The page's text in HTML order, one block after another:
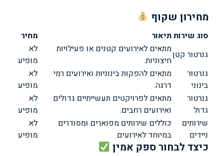
מחירון שקוף
סוג שירותתיאור
מחיר
גנרטור קטןמתאים לאירועים קטנים או פעילויות
חיצוניות.
לא
מופיע
גנרטור
בינוני
מתאים להפקות בינוניות ואירועים רמי
דרגה.
לא
מופיע
גנרטור
גדול
מתאים לפרויקטים תעשייתיים גדולים
ואירועים רחבים.
לא
מופיע
שירותים
ניידים
כוללים שירותים מפוארים ומסודרים
במיוחד לאירועים.
לא
מופיע
כיצד לבחור ספק אמין